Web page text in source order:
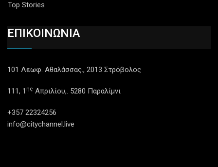
Top Stories
ΕΠΙΚΟΙΝΩΝΙΑ
101 Λεωφ. Αθαλάσσας., 2013 Στρόβολος
111, 1 ης Απριλίου,. 5280 Παραλίμνι
+357 22324256
info@citychannel.live